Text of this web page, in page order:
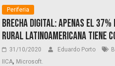
Periferia
Brecha digital: Apenas el
rural latinoamericana tiene
31/10/2020 Eduardo Porto
IICA, Microsoft.